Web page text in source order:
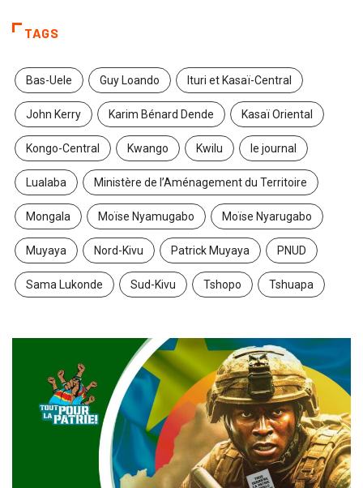
TAGS
Bas-Uele Guy Loando Ituri et Kasaï-Central
John Kerry Karim Bénard Dende Kasaï Oriental
Kongo-Central Kwango Kwilu le journal
Lualaba Ministère de l’Aménagement du Territoire
Mongala Moïse Nyamugabo Moïse Nyarugabo
Muyaya Nord-Kivu Patrick Muyaya PNUD
Sama Lukonde Sud-Kivu Tshopo Tshuapa